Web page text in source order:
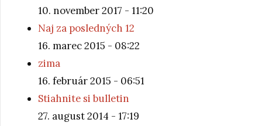
10. november 2017 - 11:20
Naj za posledných 12
16. marec 2015 - 08:22
zima
16. február 2015 - 06:51
Stiahnite si bulletin
27. august 2014 - 17:19